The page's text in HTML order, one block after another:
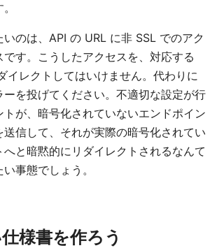
のは、API の URL に非 SSL でのアク
す。こうしたアクセスを、対応する
イレクトしてはいけません。代わりに
ーを投げてください。不適切な設定が行
が、暗号化されていないエンドポイン
送信して、それが実際の暗号化されてい
へと暗黙的にリダイレクトされるなんて
事態でしょう。
様書を作ろう